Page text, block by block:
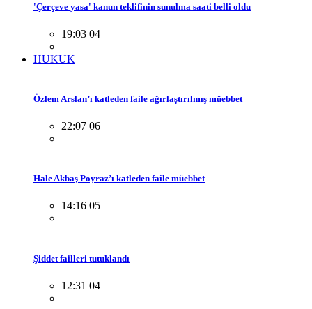
'Çerçeve yasa' kanun teklifinin sunulma saati belli oldu
19:03 04
HUKUK
Özlem Arslan’ı katleden faile ağırlaştırılmış müebbet
22:07 06
Hale Akbaş Poyraz’ı katleden faile müebbet
14:16 05
Şiddet failleri tutuklandı
12:31 04